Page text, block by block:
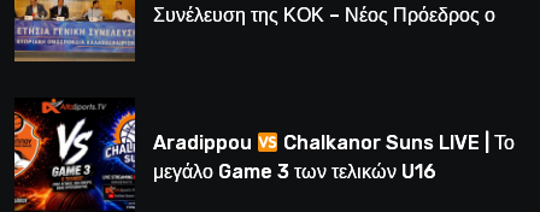
Συνέλευση της ΚΟΚ – Νέος Πρόεδρος ο
Aradippou
Chalkanor Suns LIVE | Το
μεγάλο Game 3 των τελικών U16